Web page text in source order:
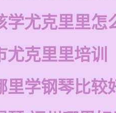
学尤克里里怎
尤克里里培训
里学钢琴比较